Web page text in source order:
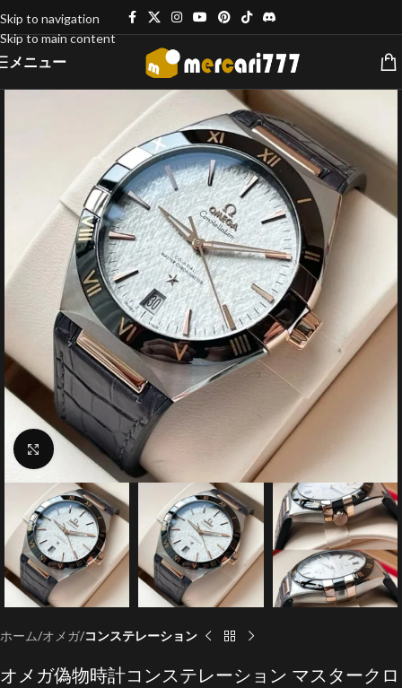
Skip to navigation
Skip to main content
メニュー
クリックで拡大
ホーム オメガ コンステレーション
オメガ偽物時計コンステレーション マスタークロ